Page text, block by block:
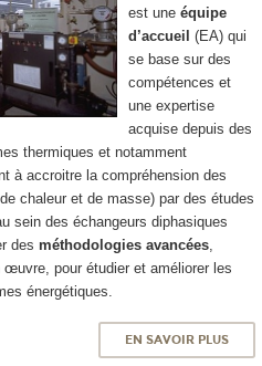
est une équipe
d’accueil (EA) qui
se base sur des
compétences et
une expertise
acquise depuis des
thermiques et notamment
à accroitre la compréhension des
chaleur et de masse) par des études
sein des échangeurs diphasiques
des méthodologies avancées,
pour étudier et améliorer les
énergétiques.
EN SAVOIR PLUS